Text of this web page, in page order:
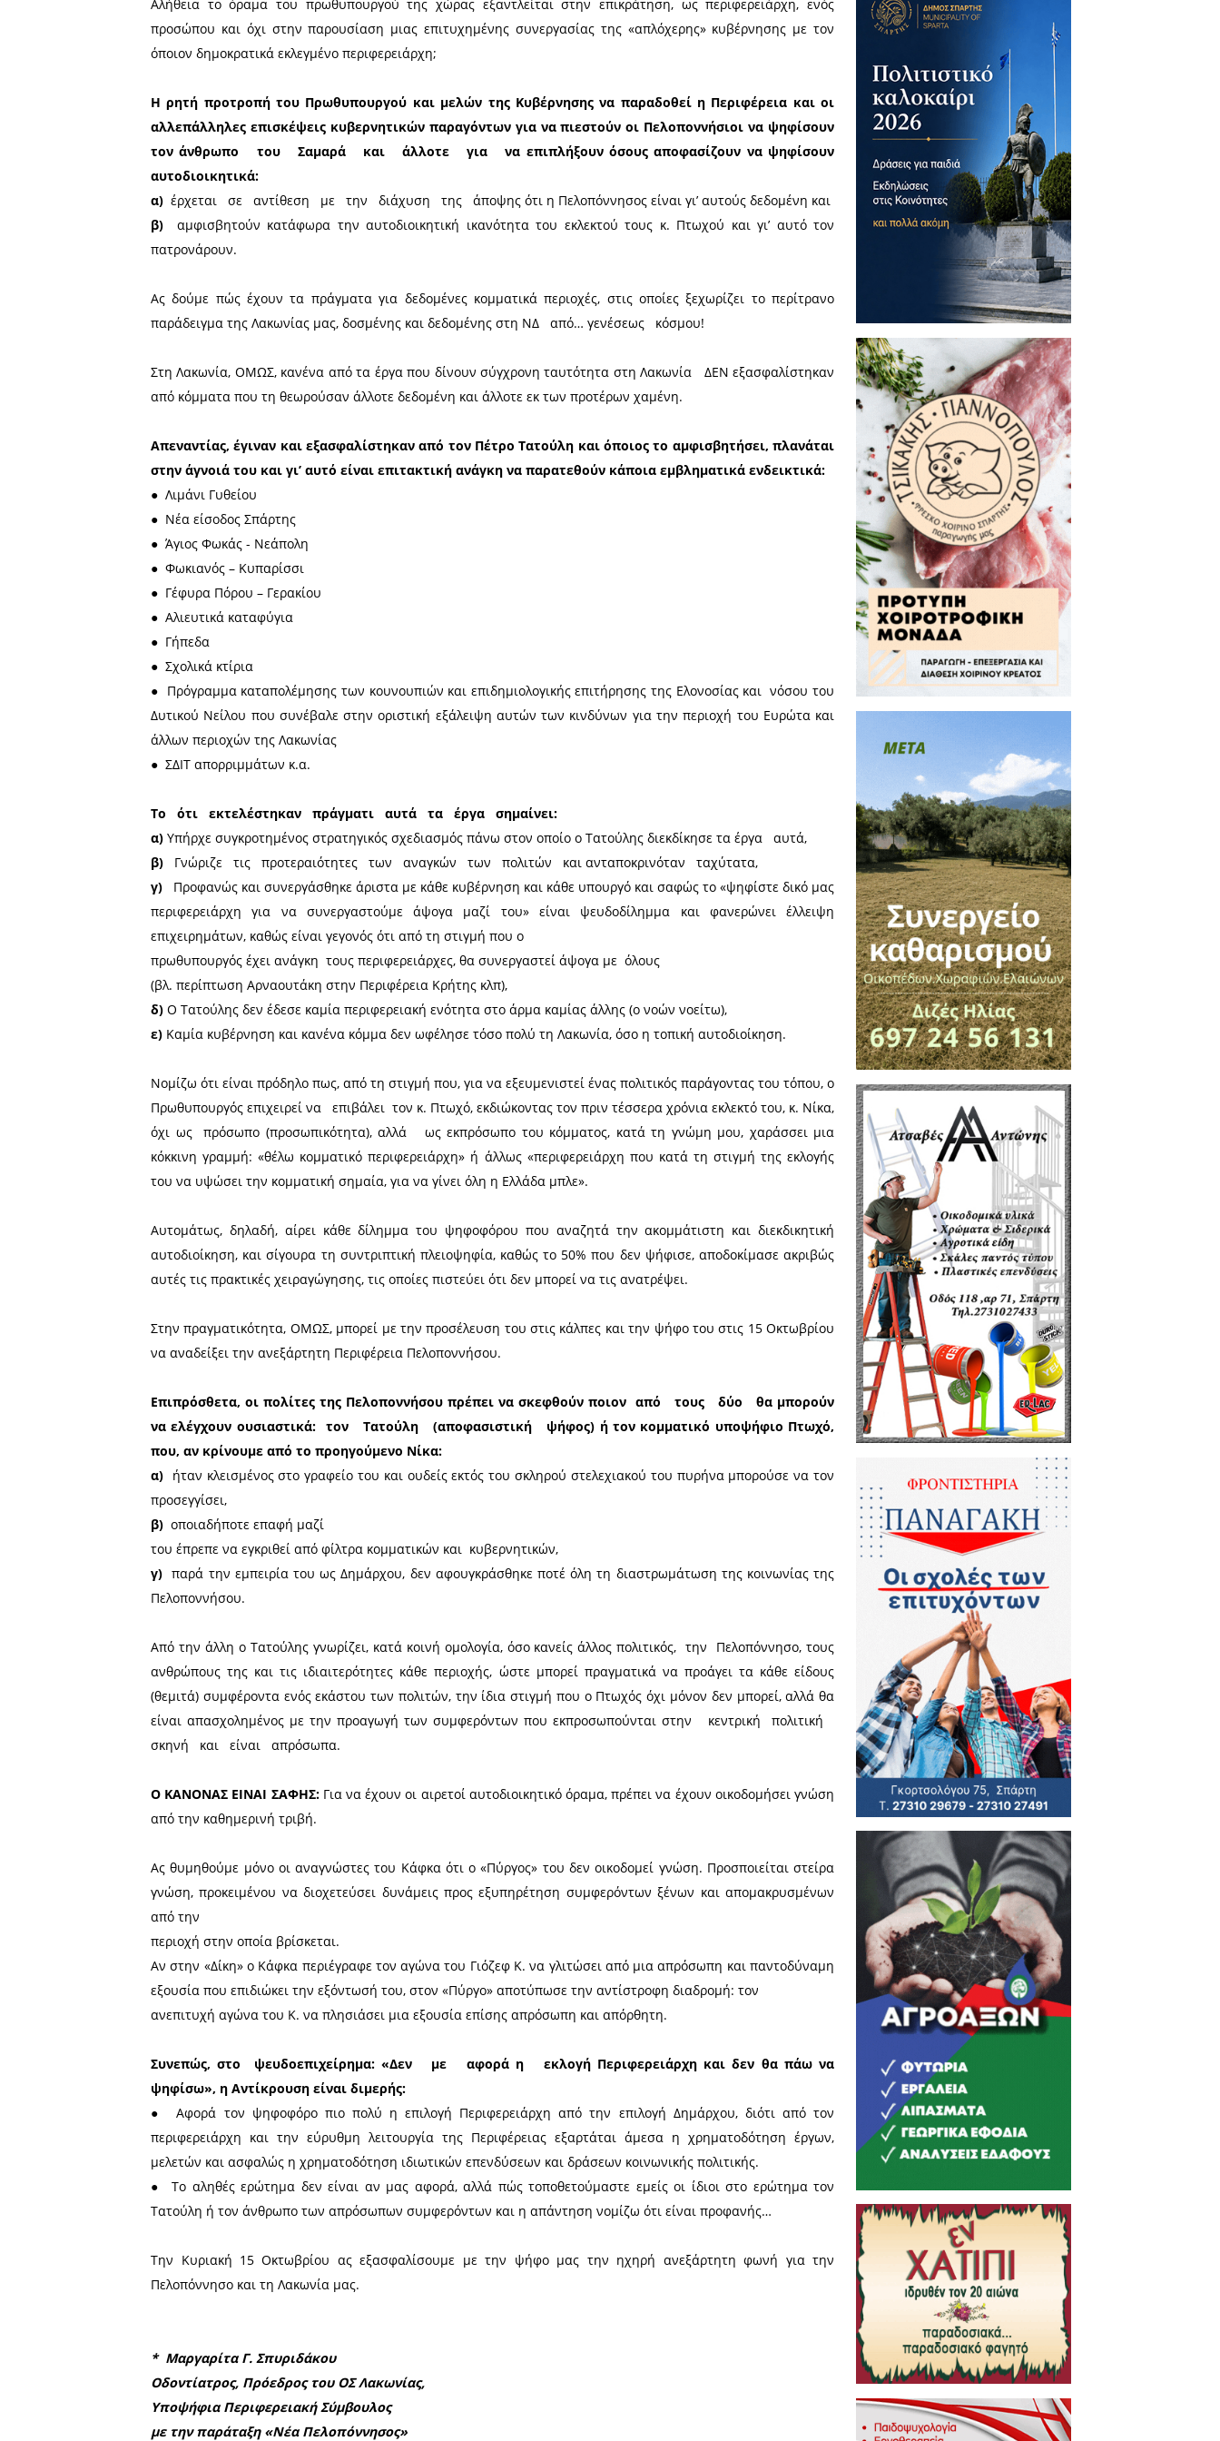
‬κεντρική‭ ‬ ‭ ‬εξουσία (βλ. ‭ ‬δύο ‭ ‬βουλές ‭ ‬στη ‭ ‬Γαλλία, Ισπανία, Γερμανία, κράτος περιφερειών στην Ιταλία) και
τροφοδοτεί με πόρους που ελέγχει η ίδια, βάσει των τοπικών αναγκών και ιδιομορφιών, την τοπική οικονομία.
Αντίθετα, εδώ, η κηδεμονία του κράτους ερμηνεύεται ως αδυναμία άσκησης ουσιαστικής διοίκησης και
υποβάθμιση της πολιτικής ικανότητας εκ μέρους της κεντρικής πολιτικής σκηνής.
Αλήθεια το όραμα του πρωθυπουργού της χώρας εξαντλείται στην επικράτηση, ως περιφερειάρχη, ενός
προσώπου και όχι στην παρουσίαση μιας επιτυχημένης συνεργασίας της «απλόχερης» κυβέρνησης με τον
Η ρητή προτροπή του Πρωθυπουργού και μελών της Κυβέρνησης να παραδοθεί η Περιφέρεια και οι
αλλεπάλληλες επισκέψεις κυβερνητικών παραγόντων για να πιεστούν οι Πελοποννήσιοι να ψηφίσουν
τον άνθρωπο‭ ‬ ‭ ‬του‭ ‬ ‭ ‬Σαμαρά‭ ‬ ‭ ‬και‭ ‬ ‭ ‬άλλοτε‭ ‬ ‭ ‬για‭ ‬ ‭ ‬να‭ ‬επιπλήξουν όσους αποφασίζουν να ψηφίσουν
αυτοδιοικητικά:‭ ‬ ‭
α)‭έρχεται‭ ‬ ‭ ‬σε‭ ‬ ‭ ‬αντίθεση‭ ‬ ‭ ‬με‭ ‬ ‭ ‬την‭ ‬ ‭ ‬διάχυση‭ ‬ ‭ ‬της‭ ‬ ‭ ‬άποψης ότι η Πελοπόννησος είναι γι’ αυτούς δεδομένη και
β) αμφισβητούν κατάφωρα την αυτοδιοικητική ικανότητα του εκλεκτού τους κ. Πτωχού και γι’ αυτό τον
πατρονάρουν.
Ας δούμε πώς έχουν τα πράγματα για δεδομένες κομματικά περιοχές, στις οποίες ξεχωρίζει το περίτρανο
παράδειγμα της Λακωνίας‭ μας, ‬δοσμένη‭ς‬ ‬και‭ ‬‬δεδομένη‭ς ‬στη‭ ‬ΝΔ‭ ‬ ‭ ‬από‭… γενέσεως‭ ‬ ‭ ‬κόσμου!‭ ‬ ‭ ‬
Στη Λακωνία, ΟΜΩΣ, κανένα από‭ ‬τα έργα που δίνουν σύγχρονη‭ ‬‬ταυτότητα‭ ‬στη‭ ‬‬Λακωνία‭ ‬ ‭ ‬ΔΕΝ εξασφαλίστηκαν‭
‬από κόμματα που τη θεωρούσαν άλλοτε δεδομένη και άλλοτε εκ των προτέρων χαμένη.
Απεναντίας, έγιναν και εξασφαλίστηκαν από‭ ‬τον‭ Πέτρο ‬Τατούλη‭ ‬και‭ όποιος‭ ‬το‭ ‬αμφισβητήσει,‭ ‬πλανάται‭
‬στην‭ ‬‬άγνοιά‭ ‬του και γι’ αυτό είναι επιτακτική ανάγκη να παρατεθούν κάποια εμβληματικά ενδεικτικά:
● Λιμάνι Γυθείου
● Νέα είσοδος Σπάρτης
● Άγιος Φωκάς - Νεάπολη
● Φωκιανός – Κυπαρίσσι
● Γέφυρα Πόρου – Γερακίου
● Αλιευτικά καταφύγια
● Γήπεδα
● Πρόγραμμα καταπολέμησης των κουνουπιών και επιδημιολογικής επιτήρησης της Ελονοσίας και νόσου του
Δυτικού Νείλου που συνέβαλε στην οριστική εξάλειψη αυτών των κινδύνων για την περιοχή του Ευρώτα και
άλλων περιοχών της Λακωνίας
● ΣΔΙΤ απορριμμάτων κ.α.
Το‭ ‬ ‭ ‬ότι‭ ‬ ‭ ‬εκτελέστηκαν‭ ‬ ‭ ‬πράγματι‭ ‬ ‭ ‬αυτά‭ ‬ ‭ ‬τα‭ ‬ ‭ ‬έργα‭ ‬ ‭ ‬σημαίνει:‭ ‬ ‭
α)‭Υπήρχε συγκροτημένος στρατηγικός σχεδιασμός πάνω στον οποίο ο Τατούλης διεκδίκησε τα έργα‭ ‬ ‭ ‬αυτά,‭ ‬ ‭
Γνώριζε‭ ‬ ‭ ‬τις‭ ‬ ‭ ‬προτεραιότητες‭ ‬ ‭ ‬των‭ ‬ ‭ ‬αναγκών‭ ‬ ‭ ‬των‭ ‬ ‭ ‬πολιτών‭ ‬ ‭ ‬και ανταποκρινόταν‭ ‬ ‭ ‬ταχύτατα,‭ ‬ ‭ ‬
γ)‭ ‬ ‭ ‬Προφανώς‭ ‬και‭ συνεργάσθηκε‭ ‬άριστα‭ ‬‬με‭ ‬‬κάθε κυβέρνηση και κάθε υπουργό και σαφώς το «ψηφίστε δικό μας
περιφερειάρχη για να συνεργαστούμε άψογα μαζί του» είναι ψευδοδίλημμα και φανερώνει έλλειψη
επιχειρημάτων, καθώς είναι γεγονός ότι από τη στιγμή που ο
πρωθυπουργός έχει ανάγκη ‭ ‬τους περιφερειάρχες, θα συνεργαστεί άψογα με ‭ ‬όλους
(βλ. περίπτωση Αρναουτάκη στην Περιφέρεια Κρήτης κλπ),
δ)Ο Τατούλης δεν έδεσε καμία περιφερειακή ενότητα στο άρμα καμίας άλλης‭ ‬‬(ο νοών νοείτω), ‭ ‬
ε)‭Καμία κυβέρνηση και ‭‬κανένα‭ ‬κόμμα δεν ωφέλησε τόσο πολύ τη Λακωνία, όσο η τοπική αυτοδιοίκηση.
‬Νομίζω ότι είναι πρόδηλο πως, από ‭‬τη‭ στιγμή‭ που‭, ‬για‭ ‬να‭ εξευμενιστεί ένας πολιτικός παράγοντας του τόπου‬, ο
Πρωθυπουργός επιχειρεί‭ να‭ ‬ ‭ ‬επιβάλει‭ ‬ ‬τον‭ κ. ‬Πτωχό‭, εκδιώκοντας τον πριν τέσσερα χρόνια εκλεκτό του, κ. Νίκα,
‬όχι‭ ως‭ ‬ πρόσωπο‭ ‬‬(προσωπικότητα),‭ αλλά‭ ‬ ‭ ‬ως εκπρόσωπο του κόμματος, κατά τη γνώμη μου, χαράσσει μια
κόκκινη γραμμή: «θέλω κομματικό περιφερειάρχη» ή άλλως «περιφερειάρχη που κατά τη στιγμή της εκλογής
του να υψώσει την κομματική σημαία, για να γίνει όλη η Ελλάδα μπλε».
Αυτομάτως, δηλαδή, αίρει κάθε δίλημμα του ψηφοφόρου που αναζητά την ακομμάτιστη και διεκδικητική
αυτοδιοίκηση, και σίγουρα τη συντριπτική πλειοψηφία, καθώς το 50% που δεν ψήφισε, αποδοκίμασε ακριβώς
αυτές τις πρακτικές χειραγώγησης, τις οποίες πιστεύει ότι δεν μπορεί να τις ανατρέψει.
Στην πραγματικότητα, ΟΜΩΣ, μπορεί με την προσέλευση του στις κάλπες και την ψήφο του στις 15 Οκτωβρίου
να αναδείξει την ανεξάρτητη Περιφέρεια Πελοποννήσου.
Επιπρόσθετα, οι πολίτες της Πελοποννήσου ‬πρέπει‭ ‬‬να ‭‬σκεφθούν ‬ποιον‭ ‬ από‭ ‬ ‭ ‬τους‭ ‬ ‭ ‬δύο‭ ‬ ‭ ‬θα‭ μπορούν
‬να ελέγχουν‭ ‬ουσιαστικά:‭ ‬ τον‭ ‬ ‭ ‬Τατούλη‭ ‬ ‭ ‬(αποφασιστική‭ ‬ ‭ ‬ψήφος)‭ ή τον κομματικό υποψήφιο ‬Πτωχό‭,
α) ήταν κλεισμένος στο γραφείο του και ουδείς εκτός του σκληρού στελεχιακού του πυρήνα μπορούσε να τον
προσεγγίσει,
β)οποιαδήποτε επαφή μαζί
του‭ ‬έπρεπε‭ ‬‬να‭ ‬‬εγκριθεί‭ ‬από‭ ‬φίλτρα‭ κομματικών και‭ ‬ κυβερνητικών,‭ ‬ ‭
γ)‭παρά‭ ‬την εμπειρία του ως Δημάρχου, δεν αφουγκράσθηκε‭ ‬ποτέ όλη τη διαστρωμάτωση της κοινωνίας της
Από την άλλη ο Τατούλης γνωρίζει, κατά κοινή ομολογία, όσο κανείς άλλος πολιτικός,‭ ‬ την ‭ ‬Πελοπόννησο, τους
ανθρώπους‭ ‬της ‭και τις‭ ‬‬ιδιαιτερότητες ‭κάθε περιοχής, ώστε μπορεί πραγματικά να προάγει τα κάθε είδους
(θεμιτά) συμφέροντα ενός εκάστου των πολιτών, την ίδια στιγμή που ο Πτωχός όχι μόνον δεν μπορεί, αλλά θα
είναι απασχολημένος με την προαγωγή των συμφερόντων που εκπροσωπούνται στην‭ ‬ ‭ ‬κεντρική ‭ ‬πολιτική‭ ‬ ‭
‬σκηνή‭ ‬ ‭ ‬και‭ ‬ ‭ ‬είναι‭ ‬ ‭ ‬απρόσωπα. ‭ ‬